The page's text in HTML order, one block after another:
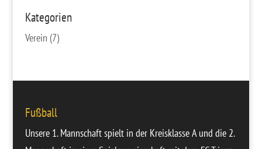
Kategorien
Verein (7)
Fußball
Unsere 1. Mannschaftspielt in der Kreisklasse A und die 2.